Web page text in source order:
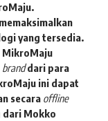
yang tersedia.
MikroMaju
branddari para
ini dapat
secara offline
dari Mokko